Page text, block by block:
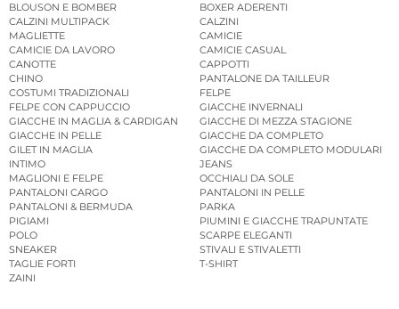
BLOUSON E BOMBER
BOXER ADERENTI
CALZINI MULTIPACK
CALZINI
MAGLIETTE
CAMICIE
CAMICIE DA LAVORO
CAMICIE CASUAL
CANOTTE
CAPPOTTI
CHINO
PANTALONE DA TAILLEUR
COSTUMI TRADIZIONALI
FELPE
FELPE CON CAPPUCCIO
GIACCHE INVERNALI
GIACCHE IN MAGLIA & CARDIGAN
GIACCHE DI MEZZA STAGIONE
GIACCHE IN PELLE
GIACCHE DA COMPLETO
GILET IN MAGLIA
GIACCHE DA COMPLETO MODULARI
INTIMO
JEANS
MAGLIONI E FELPE
OCCHIALI DA SOLE
PANTALONI CARGO
PANTALONI IN PELLE
PANTALONI & BERMUDA
PARKA
PIGIAMI
PIUMINI E GIACCHE TRAPUNTATE
POLO
SCARPE ELEGANTI
SNEAKER
STIVALI E STIVALETTI
TAGLIE FORTI
T-SHIRT
ZAINI